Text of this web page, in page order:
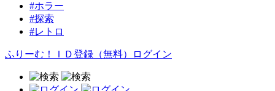
#ホラー
#探索
#レトロ
ふりーむ！ＩＤ登録（無料） ログイン